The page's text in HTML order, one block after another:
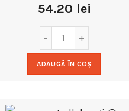
54.20 lei
ADAUGĂ ÎN COȘ